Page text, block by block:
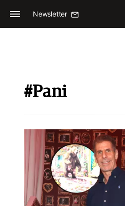
Newsletter
#Pani